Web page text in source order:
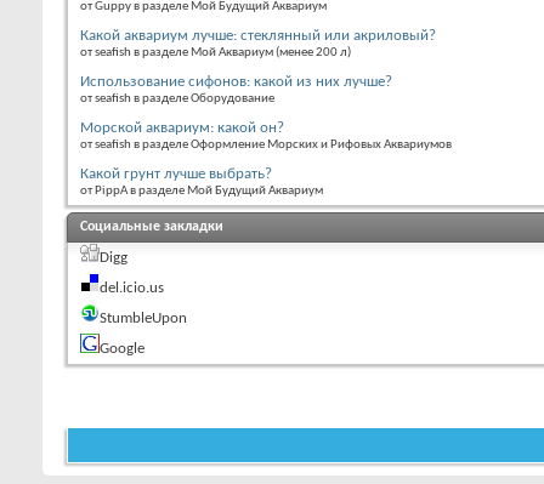
от Guppy в разделе Мой Будущий Аквариум
Какой аквариум лучше: стеклянный или акриловый?
от seafish в разделе Мой Аквариум (менее 200 л)
Использование сифонов: какой из них лучше?
от seafish в разделе Оборудование
Морской аквариум: какой он?
от seafish в разделе Оформление Морских и Рифовых Аквариумов
Какой грунт лучше выбрать?
от PippA в разделе Мой Будущий Аквариум
Социальные закладки
Digg
del.icio.us
StumbleUpon
Google